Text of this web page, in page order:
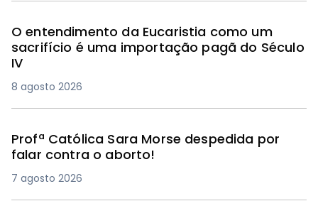
O entendimento da Eucaristia como um
sacrifício é uma importação pagã do Século
IV
8 agosto 2026
Profª Católica Sara Morse despedida por
falar contra o aborto!
7 agosto 2026